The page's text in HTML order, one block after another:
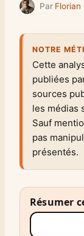
Par Florian
NOTRE
Cette
publiées
sources
les médias
Sauf
pas
présentés.
Résumer